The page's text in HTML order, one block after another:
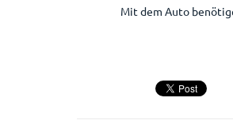
Mit dem Auto